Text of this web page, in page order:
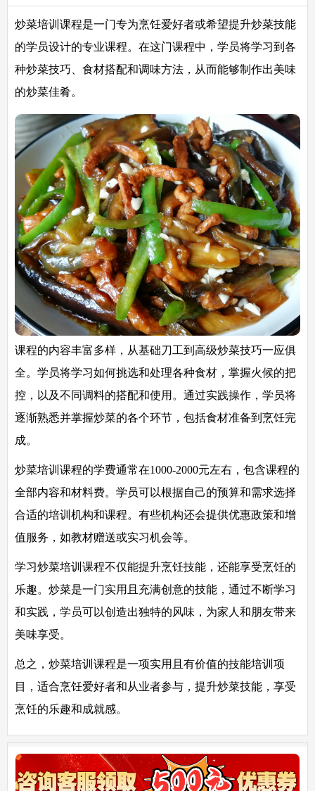
炒菜培训课程是一门专为烹饪爱好者或希望提升炒菜技能
的学员设计的专业课程。在这门课程中，学员将学习到各
种炒菜技巧、食材搭配和调味方法，从而能够制作出美味
的炒菜佳肴。
课程的内容丰富多样，从基础刀工到高级炒菜技巧一应俱
全。学员将学习如何挑选和处理各种食材，掌握火候的把
控，以及不同调料的搭配和使用。通过实践操作，学员将
逐渐熟悉并掌握炒菜的各个环节，包括食材准备到烹饪完
成。
炒菜培训课程的学费通常在1000-2000元左右，包含课程的
全部内容和材料费。学员可以根据自己的预算和需求选择
合适的培训机构和课程。有些机构还会提供优惠政策和增
值服务，如教材赠送或实习机会等。
学习炒菜培训课程不仅能提升烹饪技能，还能享受烹饪的
乐趣。炒菜是一门实用且充满创意的技能，通过不断学习
和实践，学员可以创造出独特的风味，为家人和朋友带来
美味享受。
总之，炒菜培训课程是一项实用且有价值的技能培训项
目，适合烹饪爱好者和从业者参与，提升炒菜技能，享受
烹饪的乐趣和成就感。